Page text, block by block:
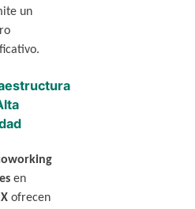
un
en
ofrecen